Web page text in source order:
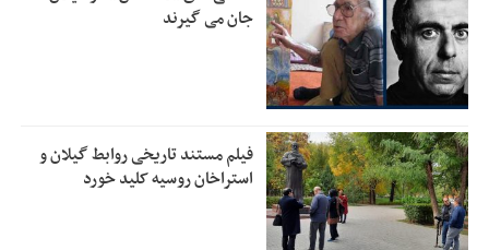
جان می گیرند
فیلم مستند تاریخی روابط گیلان و
استراخان روسیه کلید خورد